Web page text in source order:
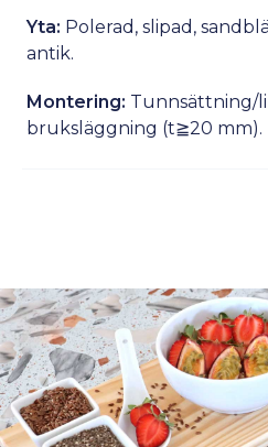
Yta: Polerad, slipad,
antik.
Montering: Tunnsättning/
bruksläggning (t≧20 mm).